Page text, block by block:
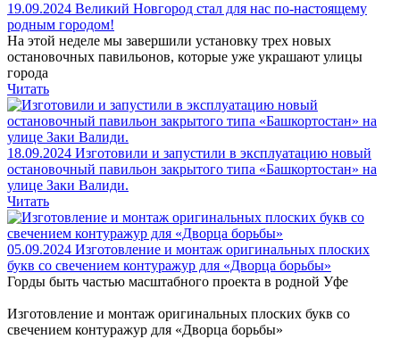
19.09.2024 Великий Новгород стал для нас по-настоящему
родным городом!
На этой неделе мы завершили установку трех новых
остановочных павильонов, которые уже украшают улицы
города
Читать
18.09.2024 Изготовили и запустили в эксплуатацию новый
остановочный павильон закрытого типа «Башкортостан» на
улице Заки Валиди.
Читать
05.09.2024 Изготовление и монтаж оригинальных плоских
букв со свечением контуражур для «Дворца борьбы»
Горды быть частью масштабного проекта в родной Уфе
Изготовление и монтаж оригинальных плоских букв со
свечением контуражур для «Дворца борьбы»